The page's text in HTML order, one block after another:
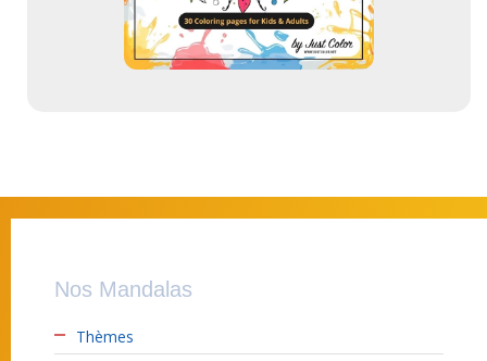
Nos Mandalas
Thèmes